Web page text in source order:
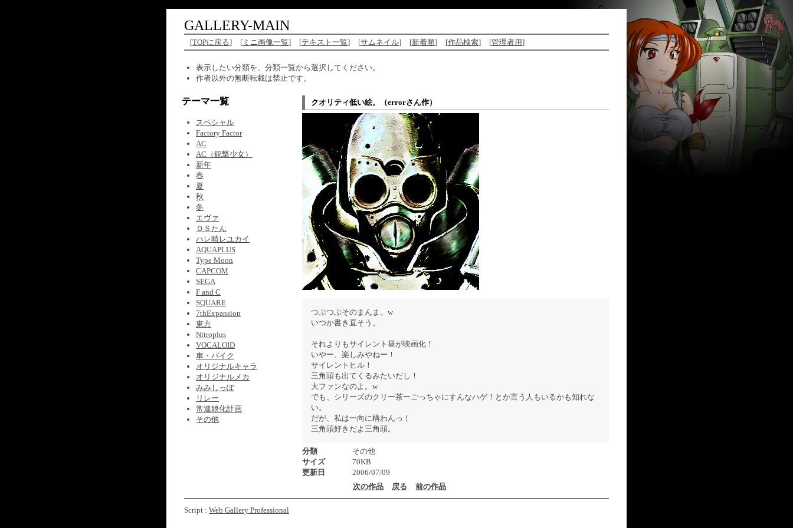
GALLERY-MAIN
[TOPに戻る] [ ミニ画像一覧] [テキスト一覧] [サムネイル] [新着順] [作品検索] [管理者用]
表示したい分類を、分類一覧から選択してください。
作者以外の無断転載は禁止です。
テーマ一覧
スペシャル
Factory Factor
AC
AC（銃撃少女）
新年
春
夏
秋
冬
エヴァ
ＯＳたん
ハレ晴レユカイ
AQUAPLUS
Type Moon
CAPCOM
SEGA
F and C
SQUARE
7thExpansion
東方
Nitroplus
VOCALOID
車・バイク
オリジナルキャラ
オリジナルメカ
みみしっぽ
リレー
常連娘化計画
その他
クオリティ低い絵。（errorさん作）
つぶつぶそのまんま。w
いつか書き直そう。
それよりもサイレント昼が映画化！
いやー、楽しみやねー！
サイレントヒル！
三角頭も出てくるみたいだし！
大ファンなのよ。w
でも、シリーズのクリー茶ーごっちゃにすんなハゲ！とか言う人もいるかも知れな
い。
だが、私は一向に構わんっ！
三角頭好きだよ三角頭。
分類
その他
サイズ
70KB
更新日
2006/07/09
次の作品
戻る 前の作品
Script : Web Gallery Professional